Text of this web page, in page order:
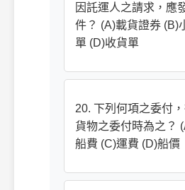
因託運人之請求，應
件？ (A)載貨證券 (B)
單 (D)收貨單
20. 下列何項之委付
貨物之委付時為之？
船費 (C)運費 (D)船價